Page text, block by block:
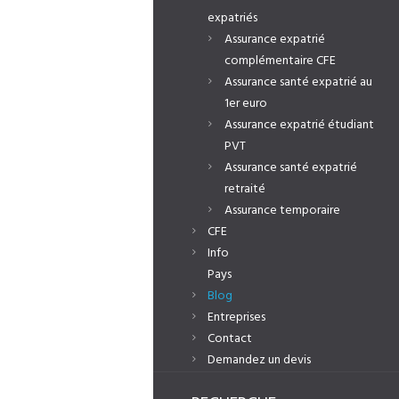
expatriés
Assurance expatrié
complémentaire CFE
Assurance santé expatrié au
1er euro
Assurance expatrié étudiant
PVT
Assurance santé expatrié
retraité
Assurance temporaire
CFE
Info
Pays
Blog
Entreprises
Contact
Demandez un devis